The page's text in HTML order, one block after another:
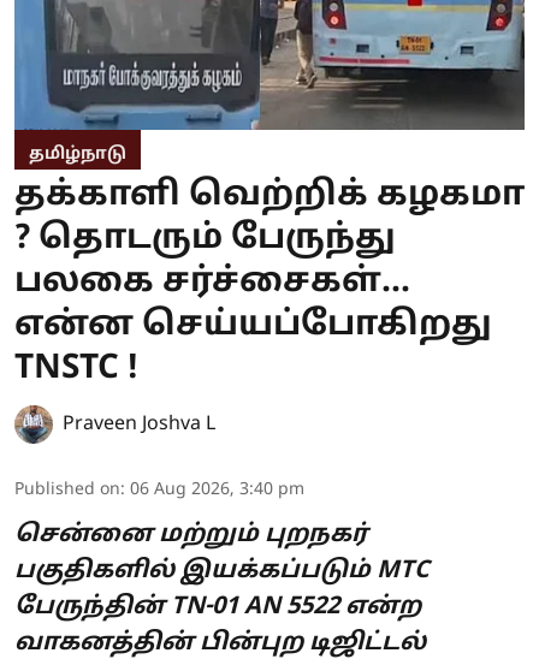
தமிழ்நாடு
தக்காளி வெற்றிக் கழகமா
? தொடரும் பேருந்து
பலகை சர்ச்சைகள்...
என்ன செய்யப்போகிறது
TNSTC !
Praveen Joshva L
Published on: 06 Aug 2026, 3:40 pm
சென்னை மற்றும் புறநகர்
பகுதிகளில் இயக்கப்படும் MTC
பேருந்தின் TN-01 AN 5522 என்ற
வாகனத்தின் பின்புற டிஜிட்டல்